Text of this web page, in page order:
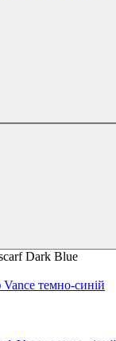
Dark Blue
темно-синій